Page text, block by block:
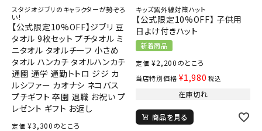
スタジオジブリのキャラクターが勢ぞろ
い！
【公式限定10%OFF】ジブリ 豆
タオル 9枚セット プチタオル ミ
ニタオル タオルチーフ 小さめ
タオル ハンカチ タオルハンカチ
通園 通学 通勤トトロ ジジ カ
ルシファー カオナシ ネコバス
プチギフト 卒園 退職 お祝い プ
レゼント ギフト お返し
定価 ¥3,300のところ
キッズ紫外線対策ハット
【公式限定10%OFF】 子供用
日よけ付きハット
新着商品
定価 ¥2,200のところ
当店特別価格 ¥1,980 税込
在庫切れ
商品を見る